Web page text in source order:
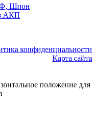
Шпон
АКП
конфиденциальности
Карта сайта
положение для